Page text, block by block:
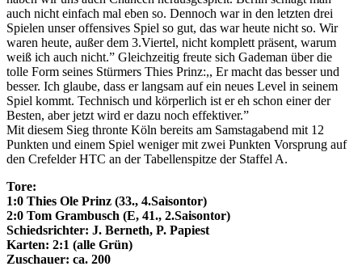
auch nicht einfach mal eben so. Dennoch war in den letzten drei
Spielen unser offensives Spiel so gut, das war heute nicht so. Wir
waren heute, außer dem 3.Viertel, nicht komplett präsent, warum
weiß ich auch nicht.” Gleichzeitig freute sich Gademan über die
tolle Form seines Stürmers Thies Prinz:,, Er macht das besser und
besser. Ich glaube, dass er langsam auf ein neues Level in seinem
Spiel kommt. Technisch und körperlich ist er eh schon einer der
Besten, aber jetzt wird er dazu noch effektiver.”
Mit diesem Sieg thronte Köln bereits am Samstagabend mit 12
Punkten und einem Spiel weniger mit zwei Punkten Vorsprung auf
den Crefelder HTC an der Tabellenspitze der Staffel A.
Tore:
1:0 Thies Ole Prinz (33., 4.Saisontor)
2:0 Tom Grambusch (E, 41., 2.Saisontor)
Schiedsrichter: J. Berneth, P. Papiest
Karten: 2:1 (alle Grün)
Zuschauer: ca. 200